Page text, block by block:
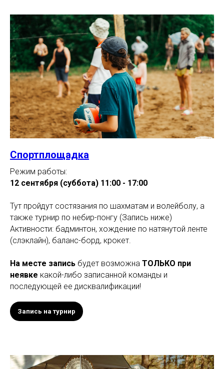
Спортплощадка
Режим работы:
12 сентября (суббота) 11:00 - 17:00
Тут пройдут состязания по шахматам и волейболу, а
также турнир по небир-понгу (Запись ниже)
Активности: бадминтон, хождение по натянутой ленте
(слэклайн), баланс-борд, крокет.
На месте запись будет возможна ТОЛЬКО при
неявке какой-либо записанной команды и
последующей ее дисквалификации!
Запись на турнир